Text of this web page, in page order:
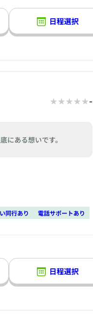
日程選択
にある想いです。
-
同行あり 電話サポートあり
日程選択